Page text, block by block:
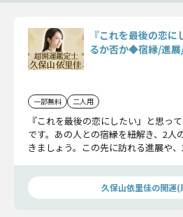
『これを最後の恋
るか否か◆宿縁/進
一部無料 二人用
『これを最後の恋にしたい』と思っ
です。あの人との宿縁を紐解き、2人
きましょう。この先に訪れる進展や
久保山依里佳の開運